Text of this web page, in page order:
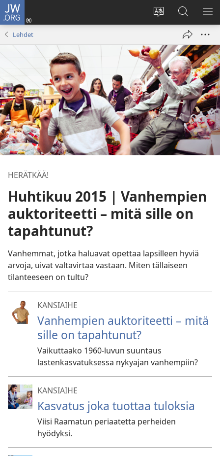
JW.ORG
Vaihda
sivuston
Kirjaudu
(avaa
Hae
JW.ORG-
sivustolta
Lehdet
HERÄTKÄÄ!
Huhtikuu 2015 | Vanhempien
auktoriteetti – mitä sille on
tapahtunut?
Vanhemmat, jotka haluavat opettaa lapsilleen hyviä
arvoja, uivat valtavirtaa vastaan. Miten tällaiseen
tilanteeseen on tultu?
KANSIAIHE
Vanhempien auktoriteetti – mitä
sille on tapahtunut?
Vaikuttaako 1960-luvun suuntaus
lastenkasvatuksessa nykyajan vanhempiin?
KANSIAIHE
Kasvatus joka tuottaa tuloksia
Viisi Raamatun periaatetta perheiden
hyödyksi.